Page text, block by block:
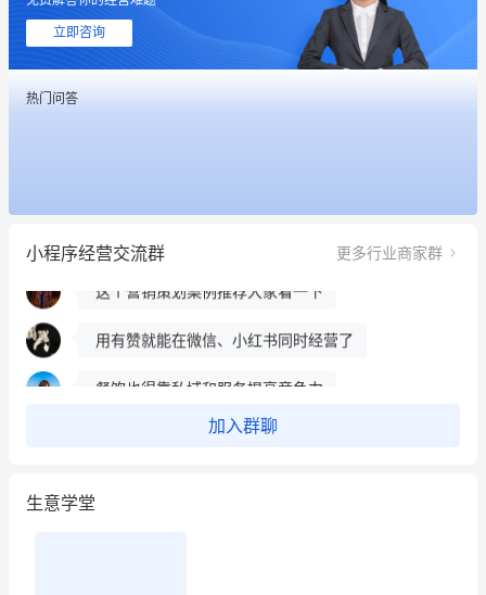
立即咨询
热门问答
小程序经营交流群 更多行业商家群
这个营销策划案例推荐大家看一下
用有赞就能在微信、小红书同时经营了
冰墩墩货源充足需要的联系我
这个营销策划案例推荐大家看一下
加入群聊
生意学堂